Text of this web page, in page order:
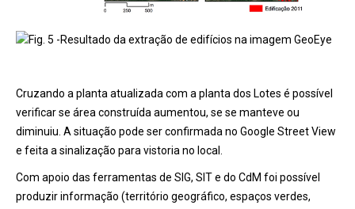
Fig. 5 -Resultado da extração de edifícios na imagem GeoEye
Cruzando a planta atualizada com a planta dos Lotes é possível
verificar se área construída aumentou, se se manteve ou
diminuiu. A situação pode ser confirmada no Google Street View
e feita a sinalização para vistoria no local.
Com apoio das ferramentas de SIG, SIT e do CdM foi possível
produzir informação (território geográfico, espaços verdes,